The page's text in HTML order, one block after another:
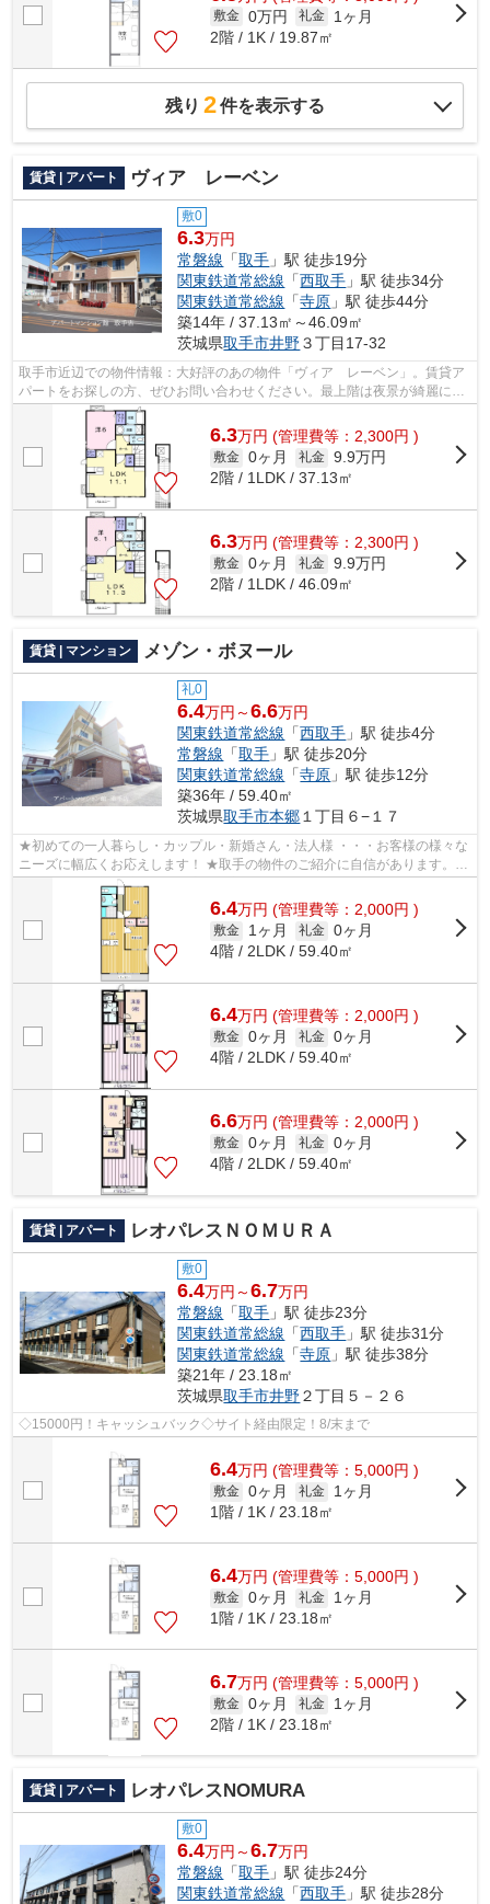
敷金 0万円 礼金
1ヶ月
2階 / 1K / 19.87㎡
残り 2件を表示する
賃貸 | アパート ヴィア レーベン
敷0
6.3万円
常磐線 「取手 」駅 徒歩19分
関東鉄道常総線 「西取手 」駅 徒歩34分
関東鉄道常総線 「寺原 」駅 徒歩44分
築14年 / 37.13㎡～46.09㎡
茨城県取手市井野３丁目17-32
取手市近辺での物件情報：大好評のあの物件「ヴィア レーベン」。賃貸ア
パートをお探しの方、ぜひお問い合わせください。最上階は夜景が綺麗に観
え、周りの環境も静かなのでプライベ...
6.3万円 (管理費等：2,300円 )
敷金 0ヶ月 礼金 9.9万円
2階 / 1LDK / 37.13㎡
6.3万円 (管理費等：2,300円 )
敷金 0ヶ月 礼金 9.9万円
2階 / 1LDK / 46.09㎡
賃貸 | マンション メゾン・ボヌール
礼0
6.4万円～6.6万円
関東鉄道常総線 「西取手 」駅 徒歩4分
常磐線 「取手 」駅 徒歩20分
関東鉄道常総線 「寺原 」駅 徒歩12分
築36年 / 59.40㎡
茨城県取手市本郷 １丁目６−１７
★初めての一人暮らし・カップル・新婚さん・法人様 ・・・お客様の様々な
ニーズに幅広くお応えします！ ★取手の物件のご紹介に自信があります。取
手エリアの最新賃貸情報を幅広く豊富...
6.4万円 (管理費等：2,000円 )
敷金 1ヶ月 礼金 0ヶ月
4階 / 2LDK / 59.40㎡
6.4万円 (管理費等：2,000円 )
敷金 0ヶ月 礼金 0ヶ月
4階 / 2LDK / 59.40㎡
6.6万円 (管理費等：2,000円 )
敷金 0ヶ月 礼金 0ヶ月
4階 / 2LDK / 59.40㎡
賃貸 | アパート レオパレスＮＯＭＵＲＡ
敷0
6.4万円～6.7万円
常磐線 「取手 」駅 徒歩23分
関東鉄道常総線 「西取手 」駅 徒歩31分
関東鉄道常総線 「寺原 」駅 徒歩38分
築21年 / 23.18㎡
茨城県取手市井野２丁目５－２６
◇15000円！キャッシュバック◇サイト経由限定！8/末まで
6.4万円 (管理費等：5,000円 )
敷金 0ヶ月 礼金
1ヶ月
1階 / 1K / 23.18㎡
6.4万円 (管理費等：5,000円 )
敷金 0ヶ月 礼金
1ヶ月
1階 / 1K / 23.18㎡
6.7万円 (管理費等：5,000円 )
敷金 0ヶ月 礼金
1ヶ月
2階 / 1K / 23.18㎡
賃貸 | アパート レオパレスNOMURA
敷0
6.4万円～6.7万円
常磐線 「取手 」駅 徒歩24分
関東鉄道常総線 「西取手 」駅 徒歩28分